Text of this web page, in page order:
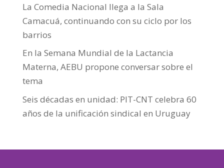
La Comedia Nacional llega a la Sala
Camacuá, continuando con su ciclo por los
barrios
En la Semana Mundial de la Lactancia
Materna, AEBU propone conversar sobre el
tema
Seis décadas en unidad: PIT-CNT celebra 60
años de la unificación sindical en Uruguay